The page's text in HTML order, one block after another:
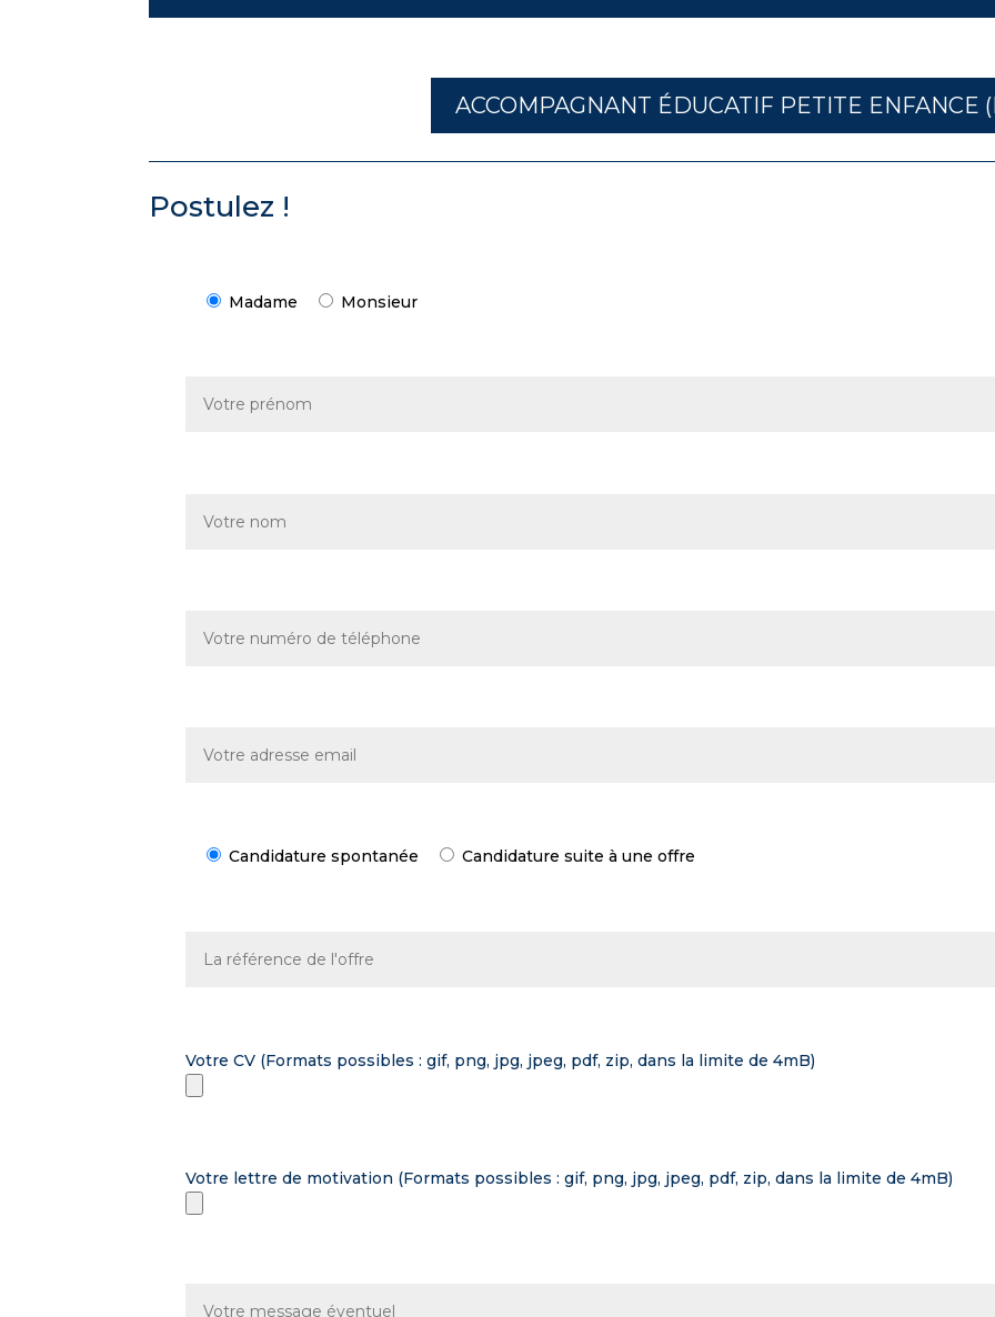
ACCOMPAGNANT ÉDUCATIF PETITE ENFANCE
Postulez !
Madame Monsieur
Candidature spontanée Candidature suite à une offre
Votre CV (Formats possibles : gif, png, jpg, jpeg, pdf, zip, dans la limite de 4mB)
Votre lettre de motivation (Formats possibles : gif, png, jpg, jpeg, pdf, zip, dans la limite de 4mB)